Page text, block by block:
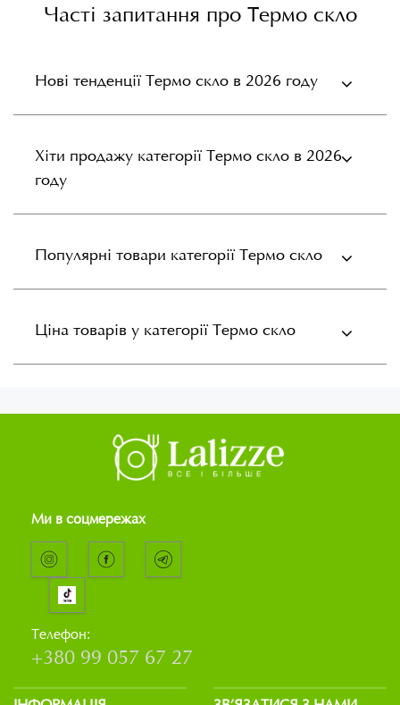
Часті запитання про Термо скло
Нові тенденції Термо скло в 2026 году
Хіти продажу категорії Термо скло в 2026
году
Популярні товари категорії Термо скло
Ціна товарів у категорії Термо скло
Ми в соцмережах
Телефон:
+380 99 057 67 27